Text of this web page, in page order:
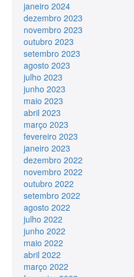
janeiro 2024
dezembro 2023
novembro 2023
outubro 2023
setembro 2023
agosto 2023
julho 2023
junho 2023
maio 2023
abril 2023
março 2023
fevereiro 2023
janeiro 2023
dezembro 2022
novembro 2022
outubro 2022
setembro 2022
agosto 2022
julho 2022
junho 2022
maio 2022
abril 2022
março 2022